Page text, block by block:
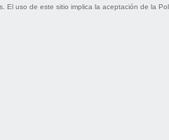
. El uso de este sitio implica la aceptación de la